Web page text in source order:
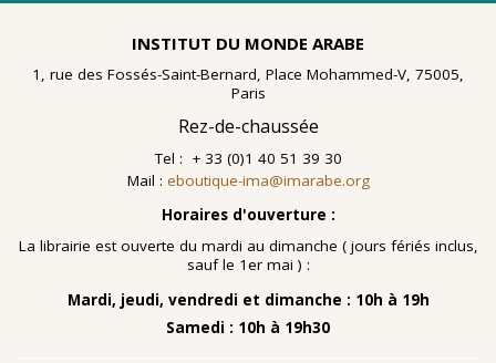
En 2021, le musée de l'IMA reçoit une généreuse donation
: un ensemble d'archives, de céramiques peintes et de
nombreuses planches dessinées à la gouache, exécutées
à la fin des année 1960 au cours d'ateliers de
menés à l'hôpital psychiatrique de Blida-
emblématique de Frantz Fanon.
INSTITUT DU MONDE ARABE
1, rue des Fossés-Saint-Bernard, Place Mohammed-V, 75005,
Paris
Rez-de-chaussée
Tel : + 33 (0)1 40 51 39 30
Mail : eboutique-ima@imarabe.org
Horaires d'ouverture :
La librairie est ouverte du mardi au dimanche ( jours fériés inclus,
sauf le 1er mai ) :
Mardi, jeudi, vendredi et dimanche : 10h à 19h
Samedi : 10h à 19h30